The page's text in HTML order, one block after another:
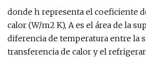
donde h representa el coeficiente
calor (W/m2 K), A es el área de la
diferencia de temperatura entre la
transferencia de calor y el